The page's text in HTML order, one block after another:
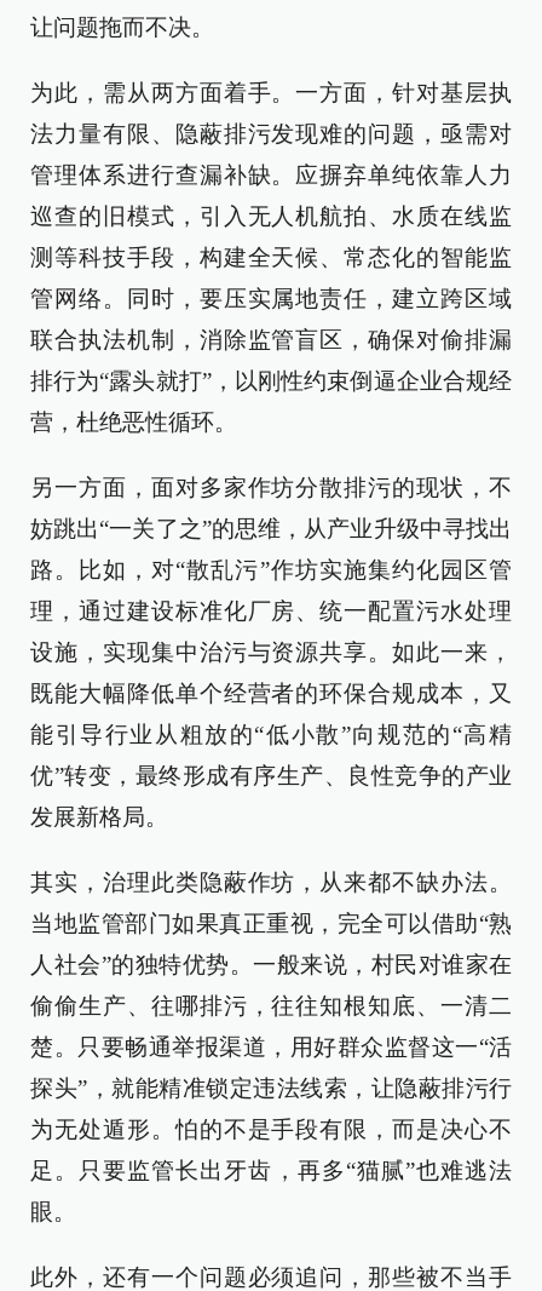
让问题拖而不决。
为此，需从两方面着手。一方面，针对基层执
法力量有限、隐蔽排污发现难的问题，亟需对
管理体系进行查漏补缺。应摒弃单纯依靠人力
巡查的旧模式，引入无人机航拍、水质在线监
测等科技手段，构建全天候、常态化的智能监
管网络。同时，要压实属地责任，建立跨区域
联合执法机制，消除监管盲区，确保对偷排漏
排行为“露头就打”，以刚性约束倒逼企业合规经
营，杜绝恶性循环。
另一方面，面对多家作坊分散排污的现状，不
妨跳出“一关了之”的思维，从产业升级中寻找出
路。比如，对“散乱污”作坊实施集约化园区管
理，通过建设标准化厂房、统一配置污水处理
设施，实现集中治污与资源共享。如此一来，
既能大幅降低单个经营者的环保合规成本，又
能引导行业从粗放的“低小散”向规范的“高精
优”转变，最终形成有序生产、良性竞争的产业
发展新格局。
其实，治理此类隐蔽作坊，从来都不缺办法。
当地监管部门如果真正重视，完全可以借助“熟
人社会”的独特优势。一般来说，村民对谁家在
偷偷生产、往哪排污，往往知根知底、一清二
楚。只要畅通举报渠道，用好群众监督这一“活
探头”，就能精准锁定违法线索，让隐蔽排污行
为无处遁形。怕的不是手段有限，而是决心不
足。只要监管长出牙齿，再多“猫腻”也难逃法
眼。
此外，还有一个问题必须追问，那些被不当手